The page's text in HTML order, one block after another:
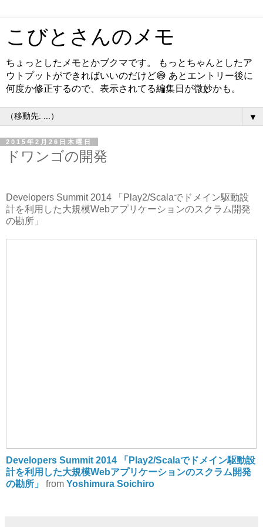
こびとさんのメモ
ちょっとしたメモとかブクマです。 もっとちゃんとしたア
ウトプットができればいいのだけど😅 あとエントリー後に
何度か修正するので、表示されてる編集日が微妙かも。
▼
2015年2月26日木曜日
ドワンゴの開発
Developers Summit 2014 「Play2/Scalaでドメイン駆動設
計を利用した大規模Webアプリケーションのスクラム開発
の勘所」
Developers Summit 2014 「Play2/Scalaでドメイン駆動設
計を利用した大規模Webアプリケーションのスクラム開発
の勘所」
from Yoshimura Soichiro